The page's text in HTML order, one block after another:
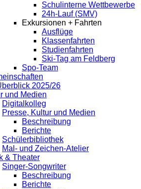
Schulinterne Wettbewerbe
24h-Lauf (SMV)
Exkursionen + Fahrten
Ausflüge
Klassenfahrten
Studienfahrten
Ski-Tag am Feldberg
Spo-Team
2025/26
und Medien
Digitalkolleg
Presse, Kultur und Medien
Beschreibung
Berichte
Schülerbibliothek
Mal- und Zeichen-Atelier
& Theater
Singer-Songwriter
Beschreibung
Berichte